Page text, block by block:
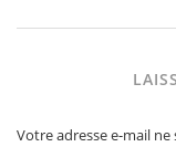
Votre adresse e-mail ne